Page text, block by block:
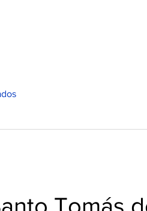
Tomás